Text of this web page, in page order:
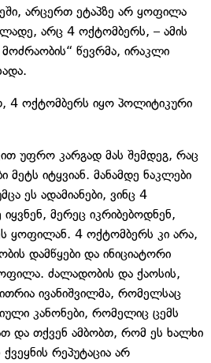
არცერთ ეტაპზე არ ყოფილა
არც 4 ოქტომბერს, – ამის
წევრმა, ირაკლი
4 ოქტომბერს იყო პოლიტიკური
უფრო კარგად მას შემდეგ, რაც
მეტს იტყვიან. მანამდე ნაკლები
ეს ადამიანები, ვინც 4
მერეც იკრიბებოდნენ,
ყოფილან. 4 ოქტომბერს კი არა,
დამწყები და ინიციატორი
ძალადობის და ქაოსის,
ივანიშვილმა, რომელსაც
კანონები, რომელიც ცემს
და თქვენ ამბობთ, რომ ეს ხალხი
რეპუტაცია არ